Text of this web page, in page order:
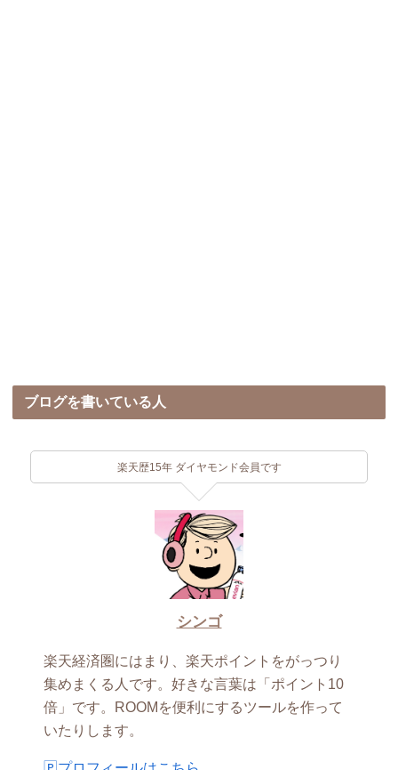
ブログを書いている人
楽天歴15年 ダイヤモンド会員です
シンゴ
楽天経済圏にはまり、楽天ポイントをがっつり
集めまくる人です。好きな言葉は「ポイント10
倍」です。ROOMを便利にするツールを作って
いたりします。